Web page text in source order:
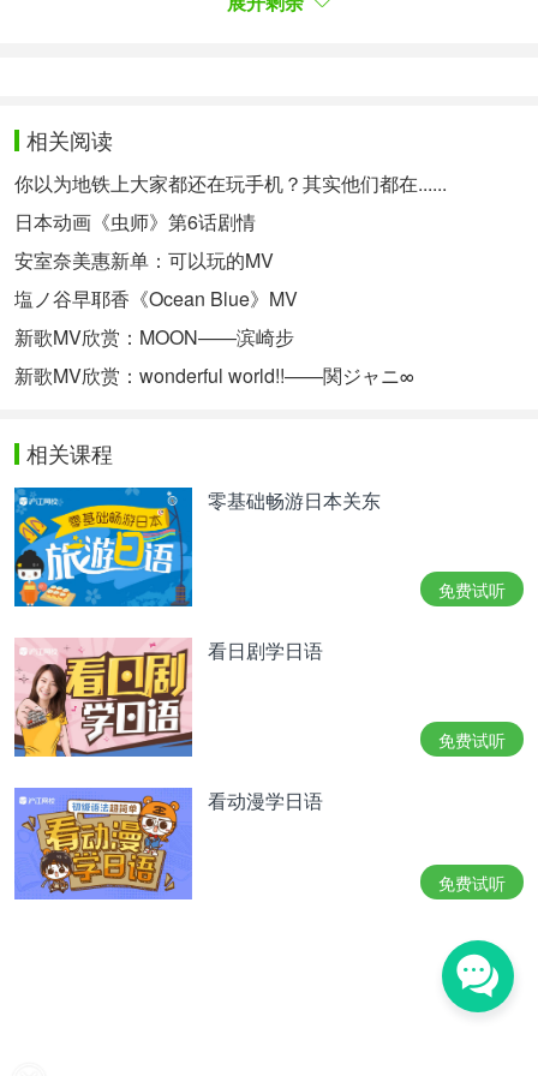
相关阅读：
大岛优子写真集大胆秀出好身材（组图）
相关热点：日本音乐 AKB48
相关阅读
你以为地铁上大家都还在玩手机？其实他们都在......
日本动画《虫师》第6话剧情
安室奈美惠新单：可以玩的MV
塩ノ谷早耶香《Ocean Blue》MV
新歌MV欣赏：MOON——滨崎步
新歌MV欣赏：wonderful world!!——関ジャニ∞
相关课程
零基础畅游日本关东
免费试听
看日剧学日语
免费试听
看动漫学日语
免费试听